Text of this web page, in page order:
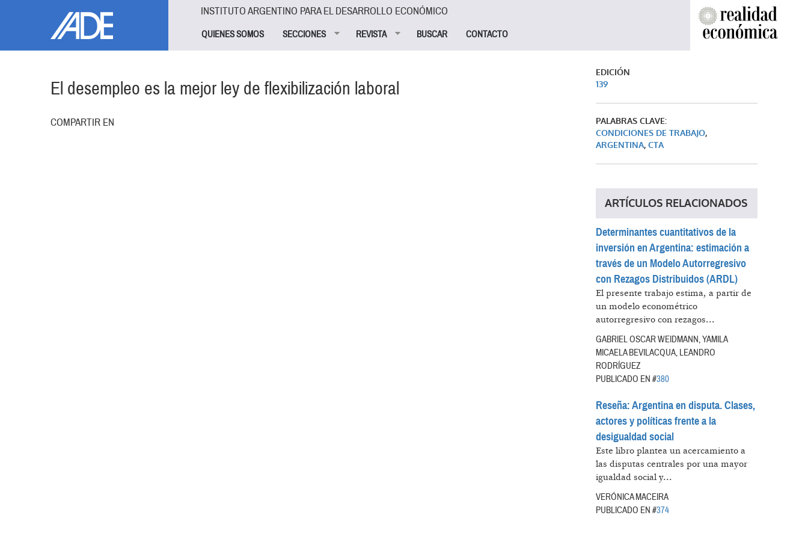
INSTITUTO ARGENTINO PARA EL DESARROLLO ECONÓMICO
QUIENES SOMOS SECCIONES REVISTA BUSCAR CONTACTO
El desempleo es la mejor ley de flexibilización laboral
COMPARTIR EN
EDICIÓN
139
PALABRAS CLAVE:
CONDICIONES DE TRABAJO,
ARGENTINA, CTA
ARTÍCULOS RELACIONADOS
Determinantes cuantitativos de la
inversión en Argentina: estimación a
través de un Modelo Autorregresivo
con Rezagos Distribuidos (ARDL)
El presente trabajo estima, a partir de
un modelo econométrico
autorregresivo con rezagos...
GABRIEL OSCAR WEIDMANN, YAMILA
MICAELA BEVILACQUA, LEANDRO
RODRÍGUEZ
PUBLICADO EN #380
Reseña: Argentina en disputa. Clases,
actores y políticas frente a la
desigualdad social
Este libro plantea un acercamiento a
las disputas centrales por una mayor
igualdad social y...
VERÓNICA MACEIRA
PUBLICADO EN #374